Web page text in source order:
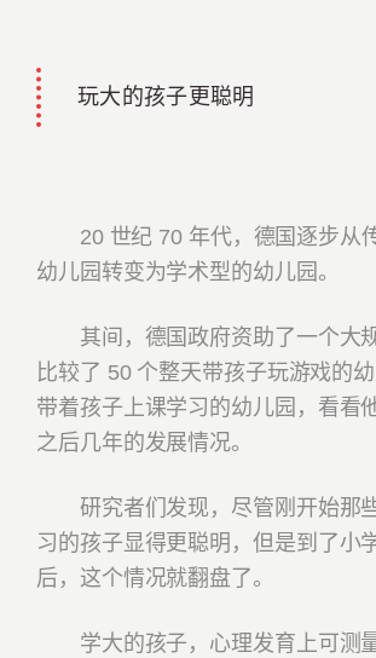
玩大的孩子更聪明
20 世纪 70 年代，德国逐步从
幼儿园转变为学术型的幼儿园。
其间，德国政府资助了一个大规
比较了 50 个整天带孩子玩游戏的
带着孩子上课学习的幼儿园，看看
之后几年的发展情况。
研究者们发现，尽管刚开始那
习的孩子显得更聪明，但是到了小
后，这个情况就翻盘了。
学大的孩子，心理发育上可测